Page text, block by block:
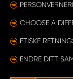
CHOOSE A
ETISKE
ENDRE DITT